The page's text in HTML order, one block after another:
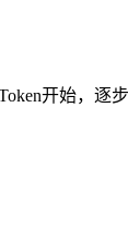
开始，逐